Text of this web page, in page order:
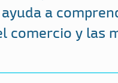
a
comercio y las